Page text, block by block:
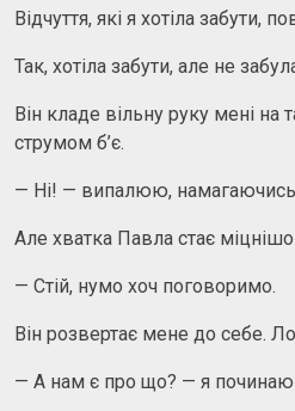
Відчуття, які я хотіла забути,
Так, хотіла забути, але не
Він кладе вільну руку мені
струмом б’є.
— Ні! — випалюю, намагаючись
Але хватка Павла стає
— Стій, нумо хоч поговоримо.
Він розвертає мене до себе.
— А нам є про що? — я починаю